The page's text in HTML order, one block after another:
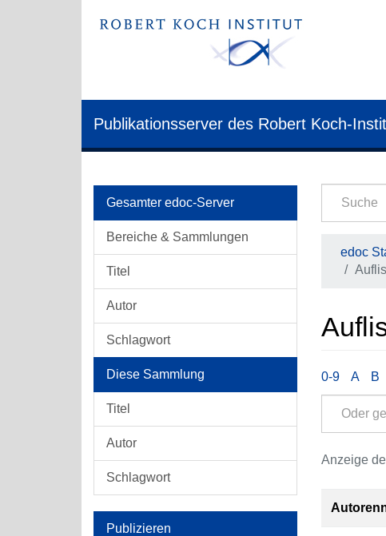
Publikationsserver des Robert Koch-
Gesamter edoc-Server
Bereiche & Sammlungen
Titel
Autor
Schlagwort
Diese Sammlung
Titel
Autor
Schlagwort
Publizieren
edoc
0-9 A B
Anzeige